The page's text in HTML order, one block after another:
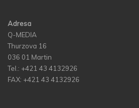
Adresa
Q-MEDIA
Thurzova 16
036 01 Martin
Tel.: +421 43 4132926
FAX: +421 43 4132926